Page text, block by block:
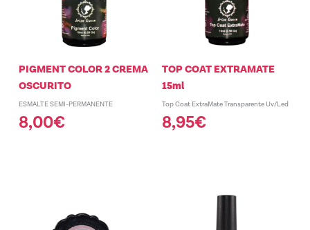
PIGMENT COLOR 2 CREMA
OSCURITO
ESMALTE SEMI-PERMANENTE
8,00€
TOP COAT EXTRAMATE
15ml
Top Coat ExtraMate Transparente Uv/Led
8,95€